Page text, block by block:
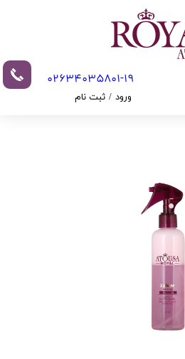
02634035801-19​​​​​​​​​​​​​​
ورود / ثبت نام